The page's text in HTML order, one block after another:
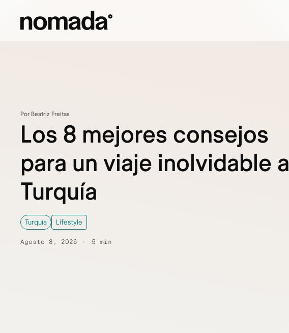
Por Beatriz Freitas
Los 8 mejores consejos
para un viaje inolvidable a
Turquía
Turquía Lifestyle
Agosto 8, 2026 5 min